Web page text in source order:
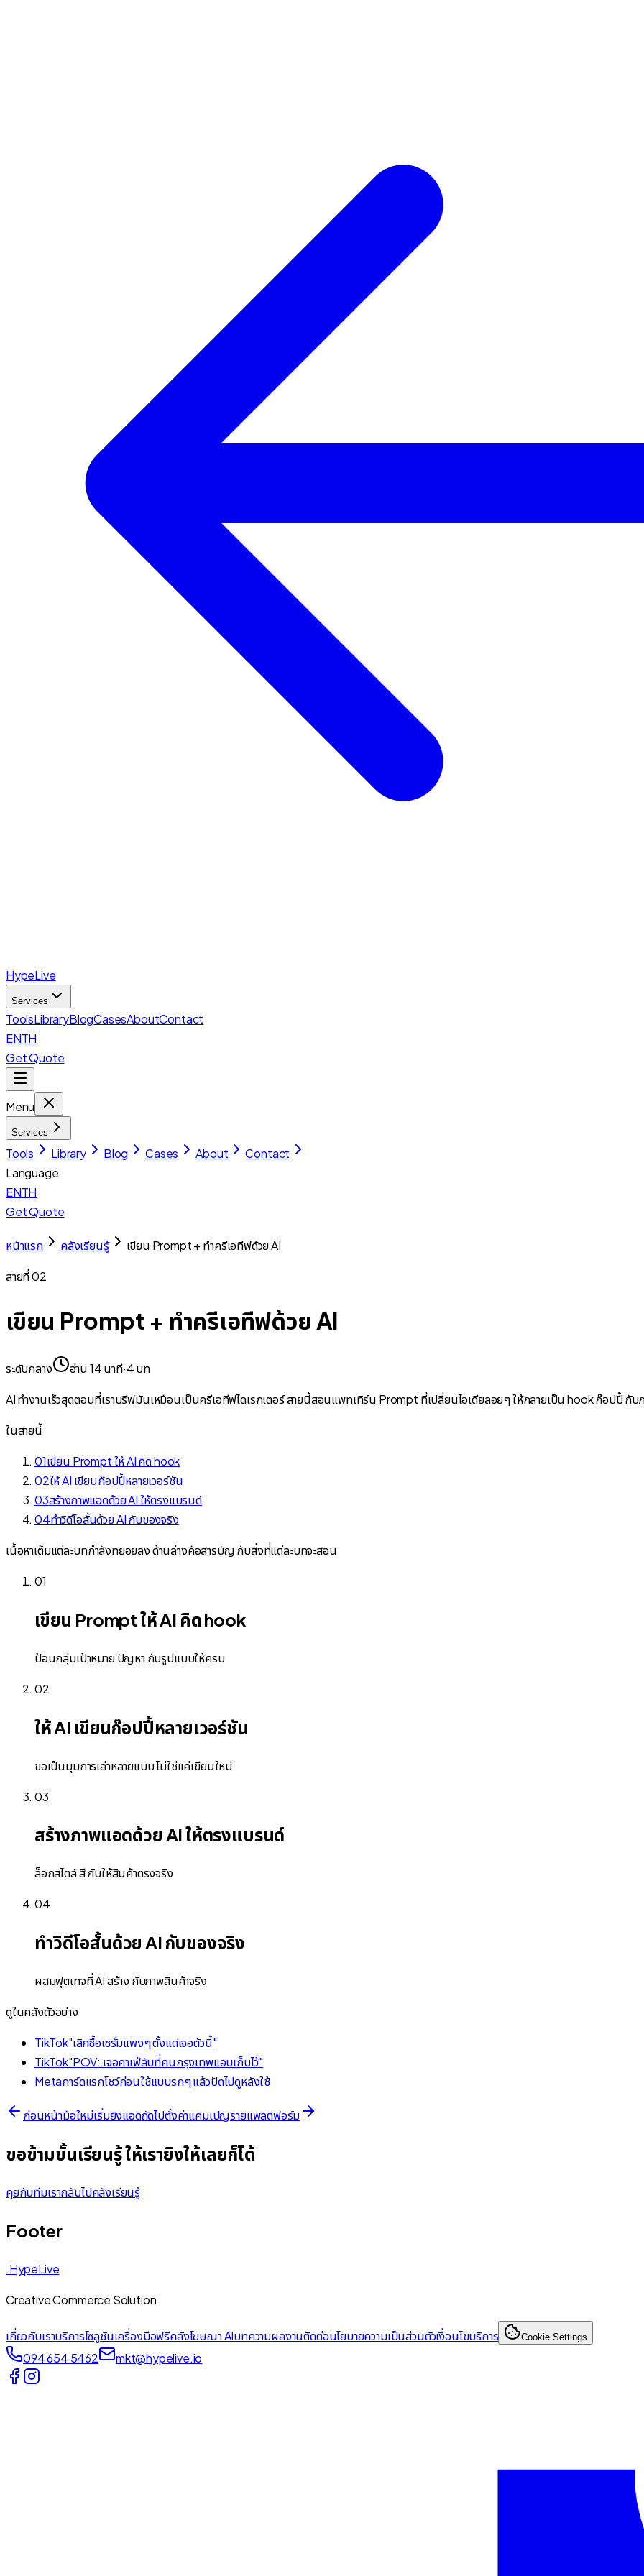
HypeLive
Services
ToolsLibraryBlogCasesAboutContact
ENTH
Get Quote
Menu
Services
Tools Library Blog Cases About
Contact
Language
ENTH
Get Quote
หน้าแรก คลังเรียนรู้ เขียน Prompt + ทำครีเอทีฟด้วย AI
สายที่ 02
เขียน Prompt + ทำครีเอทีฟด้วย AI
ระดับกลาง อ่าน 14 นาที·4บท
AI ทำงานเร็วสุดตอนที่เราบรีฟมันเหมือนเป็นครีเอทีฟไดเรกเตอร์ สายนี้สอนแพทเทิร์น Prompt ที่เปลี่ยนไอเดียลอยๆ ให้กลายเป็น hook ก๊อปปี้ กับ
ในสายนี้
01เขียน Prompt ให้ AI คิด hook
02ให้ AI เขียนก๊อปปี้หลายเวอร์ชัน
03สร้างภาพแอดด้วย AI ให้ตรงแบรนด์
04ทำวิดีโอสั้นด้วย AI กับของจริง
เนื้อหาเต็มแต่ละบทกำลังทยอยลง ด้านล่างคือสารบัญ กับสิ่งที่แต่ละบทจะสอน
01
เขียน Prompt ให้ AI คิด hook
ป้อนกลุ่มเป้าหมาย ปัญหา กับรูปแบบให้ครบ
02
ให้ AI เขียนก๊อปปี้หลายเวอร์ชัน
ขอเป็นมุมการเล่าหลายแบบ ไม่ใช่แค่เขียนใหม่
03
สร้างภาพแอดด้วย AI ให้ตรงแบรนด์
ล็อกสไตล์ สี กับให้สินค้าตรงจริง
04
ทำวิดีโอสั้นด้วย AI กับของจริง
ผสมฟุตเทจที่ AI สร้าง กับภาพสินค้าจริง
ดูในคลังตัวอย่าง
TikTok"เลิกซื้อเซรั่มแพงๆ ตั้งแต่เจอตัวนี้"
TikTok"POV: เจอคาเฟ่ลับที่คนกรุงเทพแอบเก็บไว้"
Metaการ์ดแรกโชว์ก่อนใช้แบบรกๆ แล้วปัดไปดูหลังใช้
ก่อนหน้ามือใหม่เริ่มยิงแอดถัดไปตั้งค่าแคมเปญรายแพลตฟอร์ม
ขอข้ามขั้นเรียนรู้ ให้เรายิงให้เลยก็ได้
คุยกับทีมเรากลับไปคลังเรียนรู้
Footer
.HypeLive
Creative Commerce Solution
เกี่ยวกับเราบริการโซลูชันเครื่องมือฟรีคลังโฆษณา AIบทความผลงานติดต่อนโยบายความเป็นส่วนตัวเงื่อนไขบริการ Cookie Settings
094 654 5462 mkt@hypelive.io